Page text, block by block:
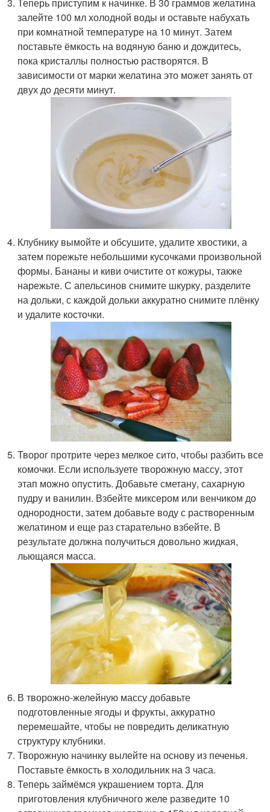
залейте 100 мл холодной воды и оставьте набухать
при комнатной температуре на 10 минут. Затем
поставьте ёмкость на водяную баню и дождитесь,
пока кристаллы полностью растворятся. В
зависимости от марки желатина это может занять от
двух до десяти минут.
Клубнику вымойте и обсушите, удалите хвостики, а
затем порежьте небольшими кусочками произвольной
формы. Бананы и киви очистите от кожуры, также
нарежьте. С апельсинов снимите шкурку, разделите
на дольки, с каждой дольки аккуратно снимите плёнку
и удалите косточки.
Творог протрите через мелкое сито, чтобы разбить все
комочки. Если используете творожную массу, этот
этап можно опустить. Добавьте сметану, сахарную
пудру и ванилин. Взбейте миксером или венчиком до
однородности, затем добавьте воду с растворенным
желатином и еще раз старательно взбейте. В
результате должна получиться довольно жидкая,
льющаяся масса.
В творожно-желейную массу добавьте
подготовленные ягоды и фрукты, аккуратно
перемешайте, чтобы не повредить деликатную
структуру клубники.
Творожную начинку вылейте на основу из печенья.
Поставьте ёмкость в холодильник на 3 часа.
Теперь займёмся украшением торта. Для
приготовления клубничного желе разведите 10